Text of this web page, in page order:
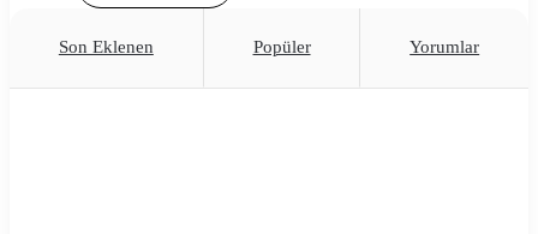
Son Eklenen Popüler Yorumlar